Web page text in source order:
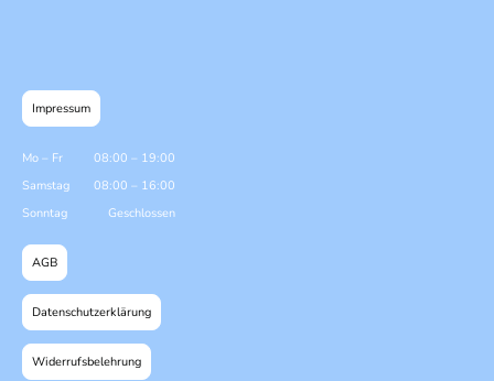
Impressum
Mo – Fr 08:00 – 19:00
Samstag
08:00 – 16:00
Sonntag
Geschlossen
AGB
Datenschutzerklärung
Widerrufsbelehrung